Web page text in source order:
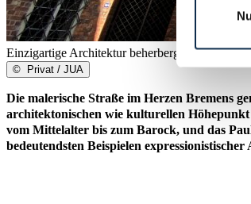
Einzigartige Architektur beherbergt einzigartige
© Privat / JUA
Die malerische Straße im Herzen Bremens
architektonischen wie kulturellen
vom Mittelalter bis zum Barock, und das
bedeutendsten Beispielen